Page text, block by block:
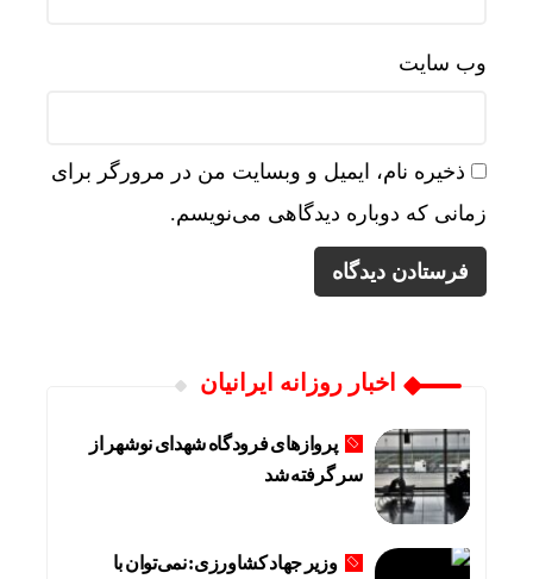
وب‌ سایت
ذخیره نام، ایمیل و وبسایت من در مرورگر برای
زمانی که دوباره دیدگاهی می‌نویسم.
اخبار روزانه ایرانیان
پروازهای فرودگاه شهدای نوشهر از
سر گرفته شد
وزیر جهاد کشاورزی: نمی‌توان با